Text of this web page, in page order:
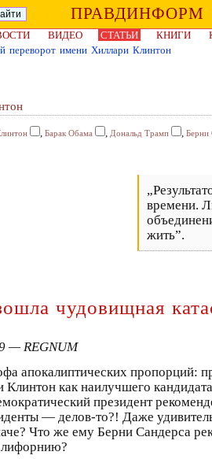
ПРАВДИНФОРМ
ВИДЕО СТАТЬИ КНИГИ
переворот имени Хиллари Клинтон
, Барак Обама , Дональд Трамп , Берни
времени.
жить”.
чудовищная
— REGNUM
апокалиптических пропорций:
как наилучшего
президент
— делов-то?! Даже
Что же ему Берни Сандерса